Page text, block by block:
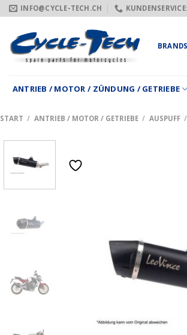
Zum
Inhalt
springen
INFO@CYCLE-TECH.CH
BRANDS
ANTRIEB / MOTOR / ZÜNDUNG / GETRIEBE
START / ANTRIEB / MOTOR / GETRIEBE / AUSPUFF /